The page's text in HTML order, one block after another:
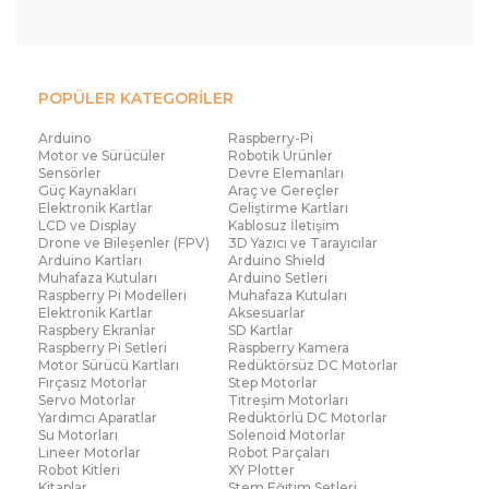
getirmektir. Voltaj regülatörlerinin işlevi, cihazların
Teknolojik cihazların çoğalmasıyla birlikte enerji
düzenleme ihtiyacı artmış ve bu ürünler günlük
yaşamın ayrılmaz bir parçası haline gelmiştir. Kullanıcılar
için doğru kapasite seçimi ve güvenilir marka tercihi,
uzun vadede büyük avantaj sağlar. Tüm bu ürünler en
uygun fiyatlarla Robocombo internet mağazacılığında
sizleri bekliyor. Robocombo ile uygun fiyat garantisi
sizlerle.
Voltaj Regülatörü Modelleri
Voltaj regülatörleri, elektrik enerjisindeki dalgalanmaları
dengelemek ve elektronik cihazların stabil şekilde
çalışmasını sağlamak için kullanılan önemli kontrol
bileşenleridir. Bu cihazların temel görevi, giriş
voltajındaki ani değişimleri algılayıp çıkış voltajını kararlı
bir seviyeye getirmektir. Böylece ev tipi cihazlar ve de
endüstriyel makineler enerji düzensizliğinden
POPÜLER KATEGORİLER
Arduino
Raspberry-Pi
Motor ve Sürücüler
Robotik Ürünler
Sensörler
Devre Elemanları
Güç Kaynakları
Araç ve Gereçler
Elektronik Kartlar
Geliştirme Kartları
LCD ve Display
Kablosuz İletişim
Drone ve Bileşenler (FPV)
3D Yazıcı ve Tarayıcılar
Arduino Kartları
Arduino Shield
Muhafaza Kutuları
Arduino Setleri
Raspberry Pi Modelleri
Muhafaza Kutuları
Elektronik Kartlar
Aksesuarlar
Raspbery Ekranlar
SD Kartlar
Raspberry Pi Setleri
Raspberry Kamera
Motor Sürücü Kartları
Redüktörsüz DC Motorlar
Fırçasız Motorlar
Step Motorlar
Servo Motorlar
Titreşim Motorları
Yardımcı Aparatlar
Redüktörlü DC Motorlar
Su Motorları
Solenoid Motorlar
Lineer Motorlar
Robot Parçaları
Robot Kitleri
XY Plotter